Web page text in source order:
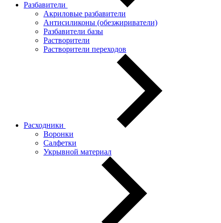
Разбавители
Акриловые разбавители
Антисиликоны (обезжириватели)
Разбавители базы
Растворители
Растворители переходов
Расходники
Воронки
Салфетки
Укрывной материал